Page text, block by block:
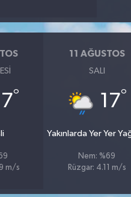
°
m/s
11 AĞUSTOS
SALI
17°
Yakınlarda Yer Yer
Nem: %69
Rüzgar: 4.11 m/s